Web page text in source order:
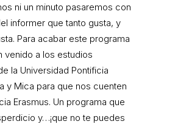
ni un minuto pasaremos con
informer que tanto gusta, y
Para acabar este programa
venido a los estudios
la Universidad Pontificia
y Mica para que nos cuenten
Erasmus. Un programa que
y…¡que no te puedes